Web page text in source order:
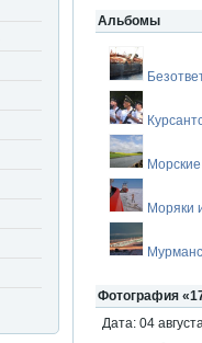
Альбомы
Моряки
Фотография
Дата: 04